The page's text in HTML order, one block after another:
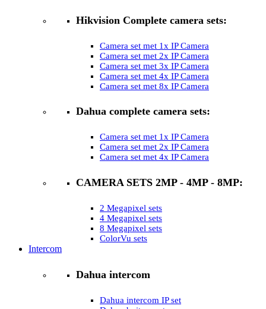
Hikvision Complete camera sets:
Camera set met 1x IP Camera
Camera set met 2x IP Camera
Camera set met 3x IP Camera
Camera set met 4x IP Camera
Camera set met 8x IP Camera
Dahua complete camera sets:
Camera set met 1x IP Camera
Camera set met 2x IP Camera
Camera set met 4x IP Camera
CAMERA SETS 2MP - 4MP - 8MP:
2 Megapixel sets
4 Megapixel sets
8 Megapixel sets
ColorVu sets
Intercom
Dahua intercom
Dahua intercom IP set